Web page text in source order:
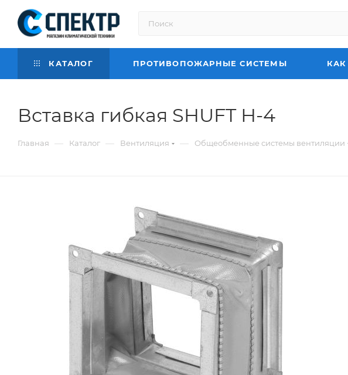
КАТАЛОГ ПРОТИВОПОЖАРНЫЕ СИСТЕМЫ
Вставка гибкая SHUFT Н-4
Главная — Каталог — Вентиляция — Общеобменные системы вентиляции